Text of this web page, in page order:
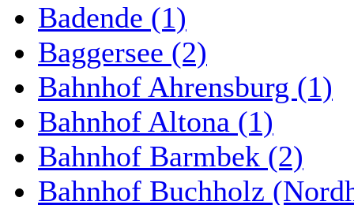
Badende (1)
Baggersee (2)
Bahnhof Ahrensburg (1)
Bahnhof Altona (1)
Bahnhof Barmbek (2)
Bahnhof Buchholz